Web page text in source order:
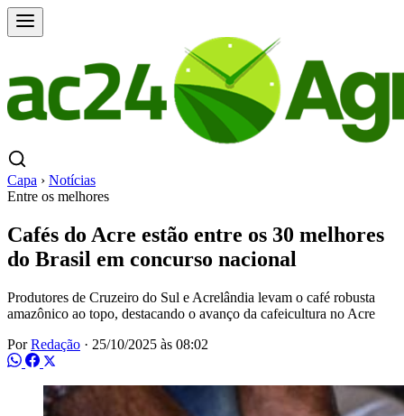
Capa › Notícias
Entre os melhores
Cafés do Acre estão entre os 30 melhores
do Brasil em concurso nacional
Produtores de Cruzeiro do Sul e Acrelândia levam o café robusta
amazônico ao topo, destacando o avanço da cafeicultura no Acre
PorRedação · 25/10/2025 às 08:02